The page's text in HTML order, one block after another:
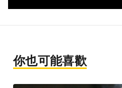
你也可能喜歡